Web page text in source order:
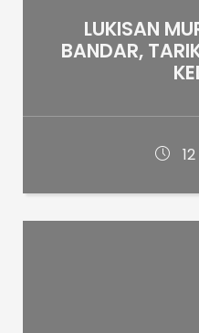
LUKISAN
BANDAR,